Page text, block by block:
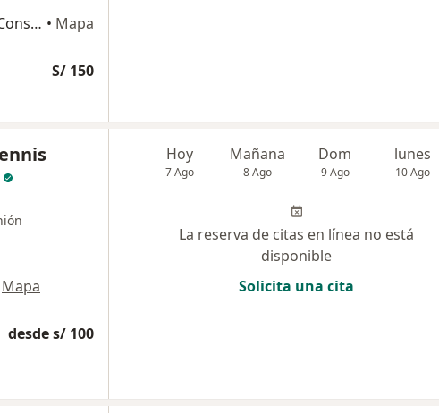
Av. Faustino Sánchez Carrión 790, Consultorio 1503, Magdalena del Mar • Mapa
S/ 150
Mapa
desde s/ 100
Hoy
7 Ago
Mañana
8 Ago
Dom
9 Ago
lunes
10 Ago
La reserva de citas en línea no está
disponible
Solicita una cita